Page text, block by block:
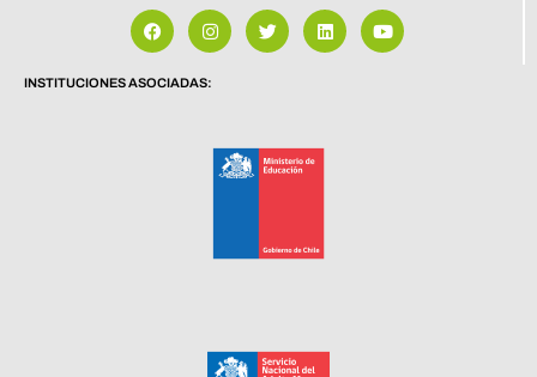
INSTITUCIONES ASOCIADAS: